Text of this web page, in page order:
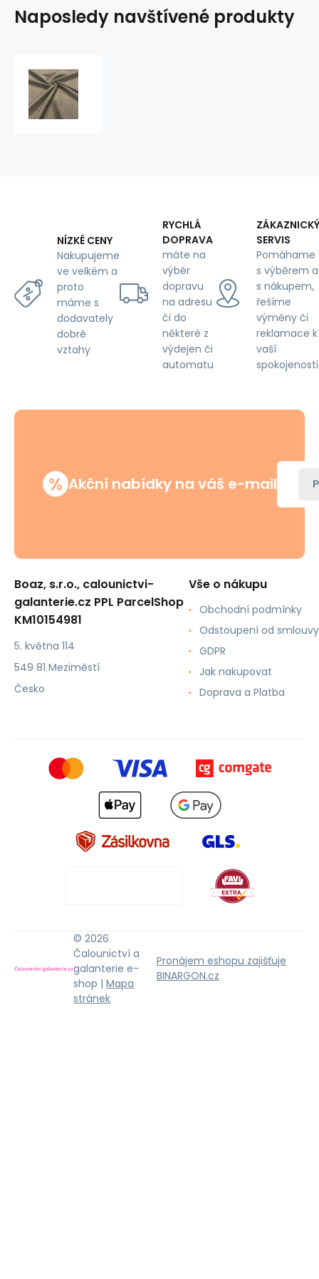
Naposledy navštívené produkty
NÍZKÉ CENY
Nakupujeme
ve velkém a
proto
máme s
dodavately
dobré
vztahy
RYCHLÁ
DOPRAVA
máte na
výběr
dopravu
na adresu
či do
některé z
výdejen či
automatu
ZÁKAZNICKÝ
SERVIS
Pomáhame
s výběrem a
s nákupem,
řešíme
výměny či
reklamace k
vaší
spokojenosti
% Akční nabídky na váš e-mail
Boaz, s.r.o., calounictvi-
galanterie.cz PPL ParcelShop
KM10154981
5. května 114
549 81 Meziměstí
Česko
Vše o nákupu
Obchodní podmínky
Odstoupení od smlouvy
GDPR
Jak nakupovat
Doprava a Platba
© 2026
Čalounictví a
galanterie e-
shop |Mapa
stránek
Pronájem eshopu zajišťuje
BINARGON.cz